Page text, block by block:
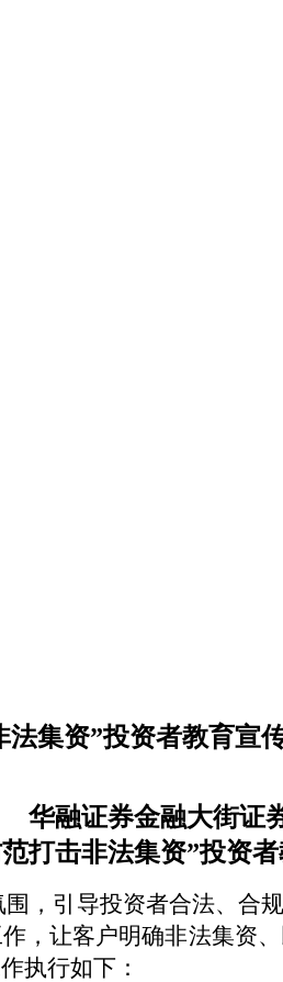
集资”投资者教育宣
华融证券金融大街证
打击非法集资”投资
，引导投资者合法、合
，让客户明确非法集资
执行如下：